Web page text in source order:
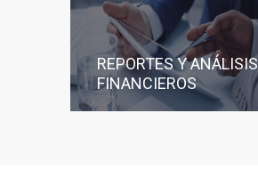
REPORTES Y ANÁLISIS
FINANCIEROS